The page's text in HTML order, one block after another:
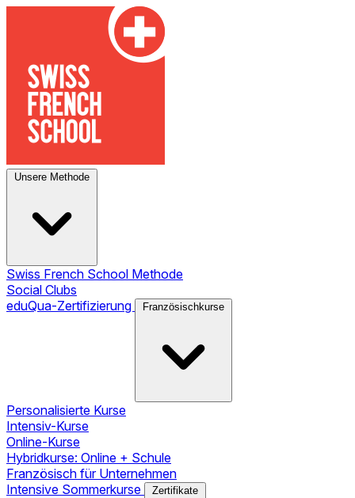
Unsere Methode
Swiss French School Methode
Social Clubs
eduQua-Zertifizierung
Französischkurse
Personalisierte Kurse
Intensiv-Kurse
Online-Kurse
Hybridkurse: Online + Schule
Französisch für Unternehmen
Intensive Sommerkurse
Zertifikate